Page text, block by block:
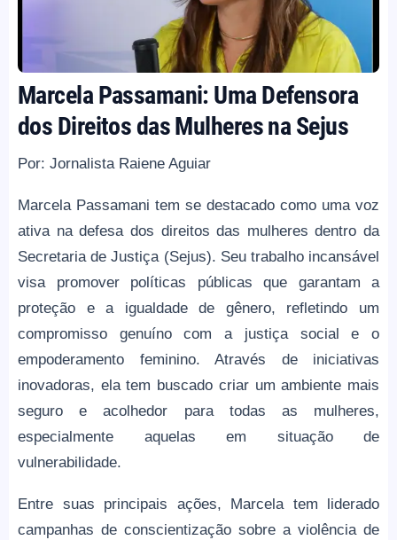
Marcela Passamani: Uma Defensora
dos Direitos das Mulheres na Sejus
Por: Jornalista Raiene Aguiar
Marcela Passamani tem se destacado como uma voz
ativa na defesa dos direitos das mulheres dentro da
Secretaria de Justiça (Sejus). Seu trabalho incansável
visa promover políticas públicas que garantam a
proteção e a igualdade de gênero, refletindo um
compromisso genuíno com a justiça social e o
empoderamento feminino. Através de iniciativas
inovadoras, ela tem buscado criar um ambiente mais
seguro e acolhedor para todas as mulheres,
especialmente aquelas em situação de
vulnerabilidade.
Entre suas principais ações, Marcela tem liderado
campanhas de conscientização sobre a violência de